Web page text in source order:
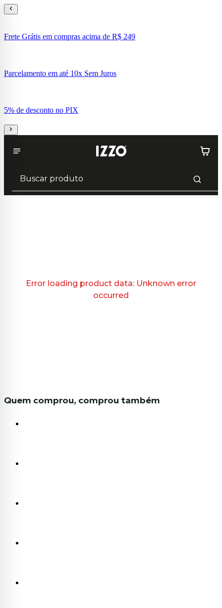
Frete Grátis em compras acima de R$ 249
Parcelamento em até 10x Sem Juros
5% de desconto no PIX
Error loading product data: Unknown error
occurred
Quem comprou, comprou também